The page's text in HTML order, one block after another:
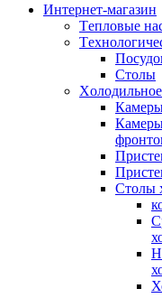
Интернет-магазин
Tепловые
Столы
Столы